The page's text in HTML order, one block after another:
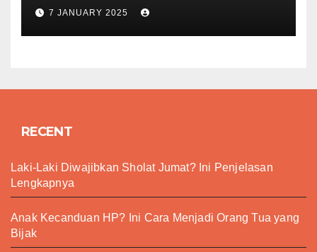
7 JANUARY 2025
RECENT
Laki-Laki Diwajibkan Sholat Jumat? Ini Penjelasan
Lengkapnya
Anak Kecanduan HP? Ini Cara Menjadi Orang Tua yang
Bijak